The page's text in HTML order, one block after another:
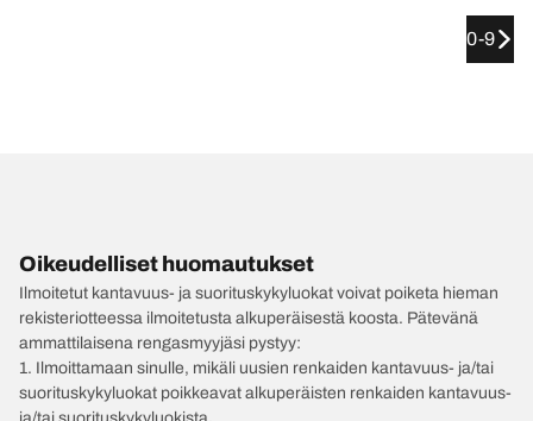
0-9
Oikeudelliset huomautukset
Ilmoitetut kantavuus- ja suorituskykyluokat voivat poiketa hieman
rekisteriotteessa ilmoitetusta alkuperäisestä koosta. Pätevänä
ammattilaisena rengasmyyjäsi pystyy:
1. Ilmoittamaan sinulle, mikäli uusien renkaiden kantavuus- ja/tai
suorituskykyluokat poikkeavat alkuperäisten renkaiden kantavuus-